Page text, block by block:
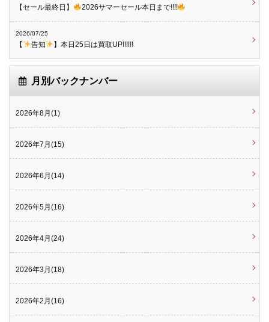
【セール最終日】 2026サマーセール本日まで!!!!
2026/07/25
【 告知 】本日25日は買取UP!!!!!!
月別バックナンバー
2026年8月(1)
2026年7月(15)
2026年6月(14)
2026年5月(16)
2026年4月(24)
2026年3月(18)
2026年2月(16)